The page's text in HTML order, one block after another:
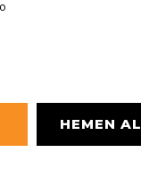
HEMEN AL